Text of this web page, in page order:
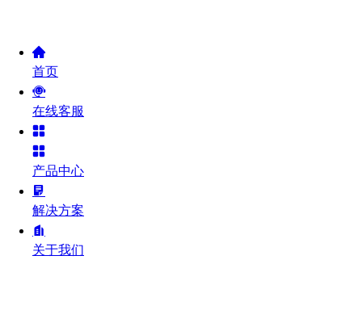
首页
在线客服
产品中心
解决方案
关于我们